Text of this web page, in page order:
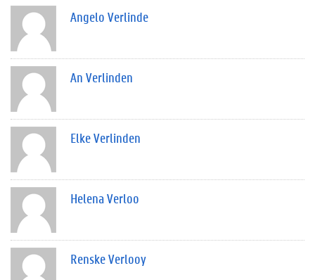
Angelo Verlinde
An Verlinden
Elke Verlinden
Helena Verloo
Renske Verlooy